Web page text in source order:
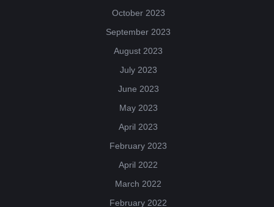
October 2023
September 2023
August 2023
July 2023
June 2023
May 2023
April 2023
February 2023
April 2022
March 2022
February 2022